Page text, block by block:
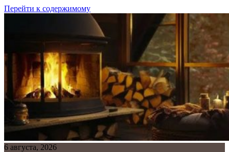
Перейти к содержимому
6 августа, 2026